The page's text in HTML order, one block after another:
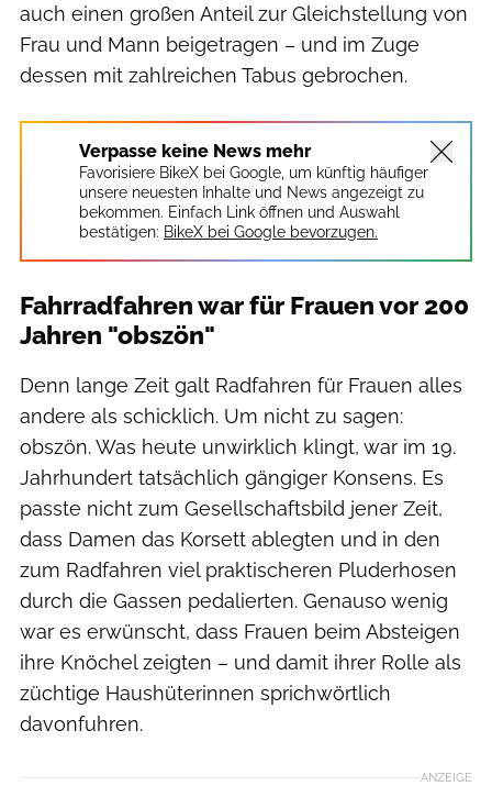
auch einen großen Anteil zur Gleichstellung von
Frau und Mann beigetragen – und im Zuge
dessen mit zahlreichen Tabus gebrochen.
Verpasse keine News mehr
Favorisiere BikeX bei Google, um künftig häufiger
unsere neuesten Inhalte und News angezeigt zu
bekommen. Einfach Link öffnen und Auswahl
bestätigen: BikeX bei Google bevorzugen.
Fahrradfahren war für Frauen vor 200
Jahren "obszön"
Denn lange Zeit galt Radfahren für Frauen alles
andere als schicklich. Um nicht zu sagen:
obszön. Was heute unwirklich klingt, war im 19.
Jahrhundert tatsächlich gängiger Konsens. Es
passte nicht zum Gesellschaftsbild jener Zeit,
dass Damen das Korsett ablegten und in den
zum Radfahren viel praktischeren Pluderhosen
durch die Gassen pedalierten. Genauso wenig
war es erwünscht, dass Frauen beim Absteigen
ihre Knöchel zeigten – und damit ihrer Rolle als
züchtige Haushüterinnen sprichwörtlich
davonfuhren.
ANZEIGE